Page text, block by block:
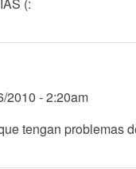
2010 - 2:20am
tengan problemas